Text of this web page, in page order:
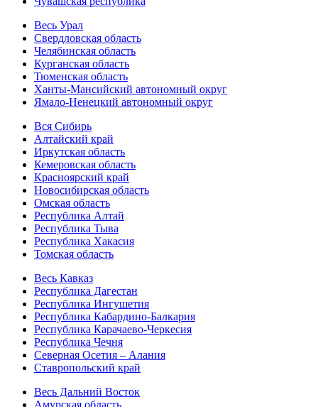
Весь Урал
Свердловская область
Челябинская область
Курганская область
Тюменская область
Ханты-Мансийский автономный округ
Ямало-Ненецкий автономный округ
Вся Сибирь
Алтайский край
Иркутская область
Кемеровская область
Красноярский край
Новосибирская область
Омская область
Республика Алтай
Республика Тыва
Республика Хакасия
Томская область
Весь Кавказ
Республика Дагестан
Республика Ингушетия
Республика Кабардино-Балкария
Республика Карачаево-Черкесия
Республика Чечня
Северная Осетия – Алания
Ставропольский край
Весь Дальний Восток
Амурская область